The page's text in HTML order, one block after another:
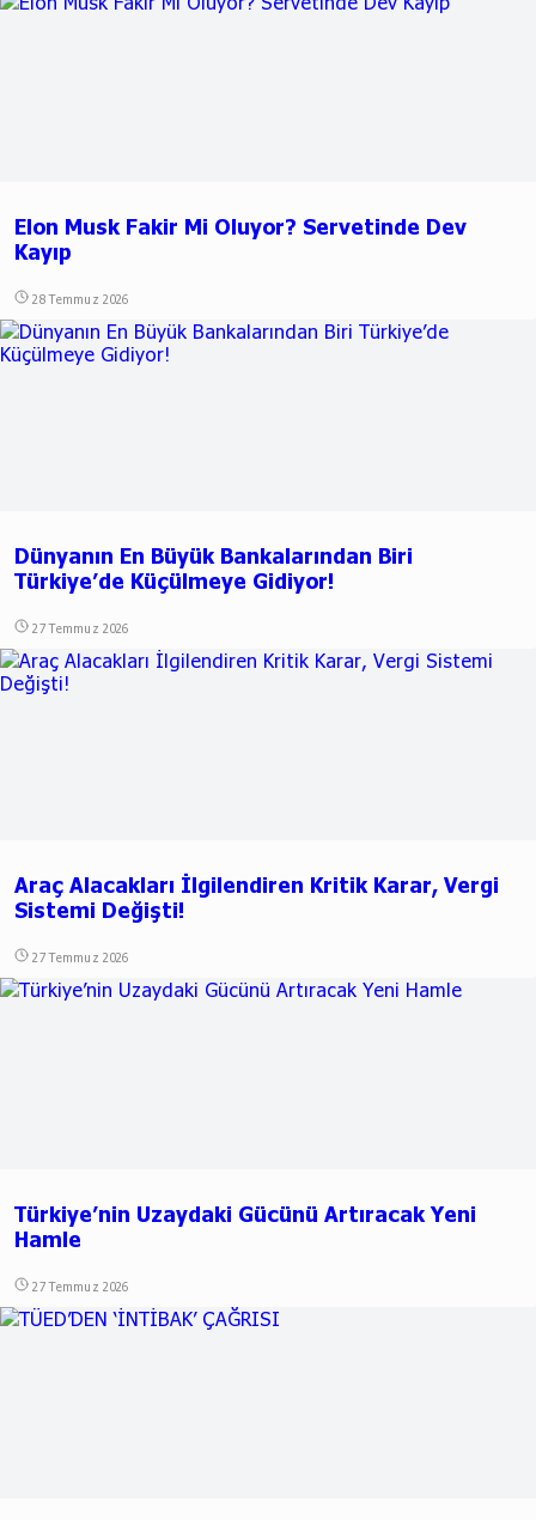
Elon Musk Fakir Mi Oluyor? Servetinde Dev
Kayıp
28 Temmuz 2026
Dünyanın En Büyük Bankalarından Biri
Türkiye’de Küçülmeye Gidiyor!
27 Temmuz 2026
Araç Alacakları İlgilendiren Kritik Karar, Vergi
Sistemi Değişti!
27 Temmuz 2026
Türkiye’nin Uzaydaki Gücünü Artıracak Yeni
Hamle
27 Temmuz 2026